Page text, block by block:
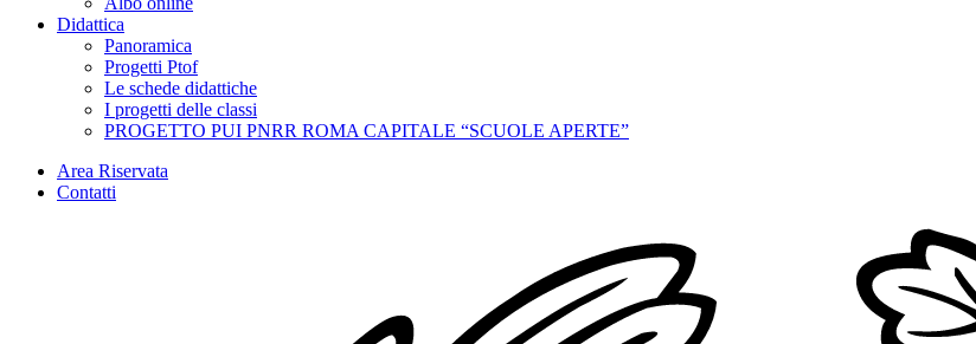
Didattica
Panoramica
Progetti Ptof
Le schede didattiche
I progetti delle classi
PROGETTO PUI PNRR ROMA CAPITALE “SCUOLE APERTE”
Area Riservata
Contatti